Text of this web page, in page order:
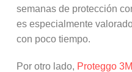
semanas de protección
es especialmente
con poco tiempo.
Por otro lado, Proteggo 3M